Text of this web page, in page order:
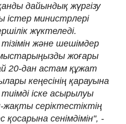
дайындық жүргізу
министрлері
жүктеледі.
және шешімдер
жоғары
20-дан астам құжат
кеңесінің қарауына
іске асырылуы
серіктестіктің
қосарына сенімдімін", -